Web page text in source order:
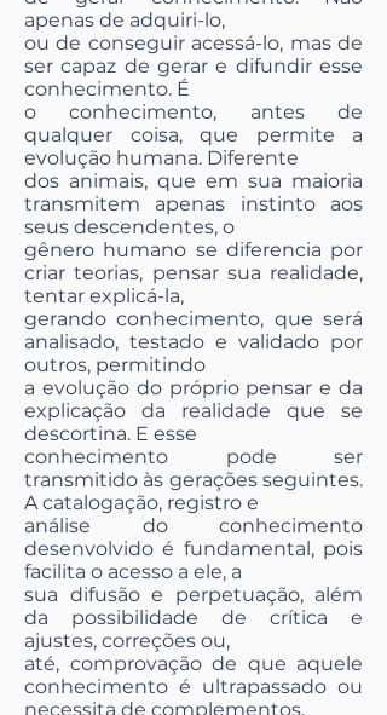
apenas de adquiri-lo,
ou de conseguir acessá-lo, mas de
ser capaz de gerar e difundir esse
conhecimento. É
o conhecimento, antes de
qualquer coisa, que permite a
evolução humana. Diferente
dos animais, que em sua maioria
transmitem apenas instinto aos
seus descendentes, o
gênero humano se diferencia por
criar teorias, pensar sua realidade,
tentar explicá-la,
gerando conhecimento, que será
analisado, testado e validado por
outros, permitindo
a evolução do próprio pensar e da
explicação da realidade que se
descortina. E esse
conhecimento pode ser
transmitido às gerações seguintes.
A catalogação, registro e
análise do conhecimento
desenvolvido é fundamental, pois
facilita o acesso a ele, a
sua difusão e perpetuação, além
da possibilidade de crítica e
ajustes, correções ou,
até, comprovação de que aquele
conhecimento é ultrapassado ou
necessita de complementos.